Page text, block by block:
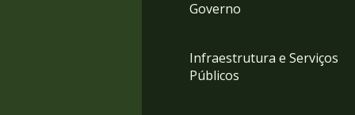
Governo
Infraestrutura e Serviços
Públicos